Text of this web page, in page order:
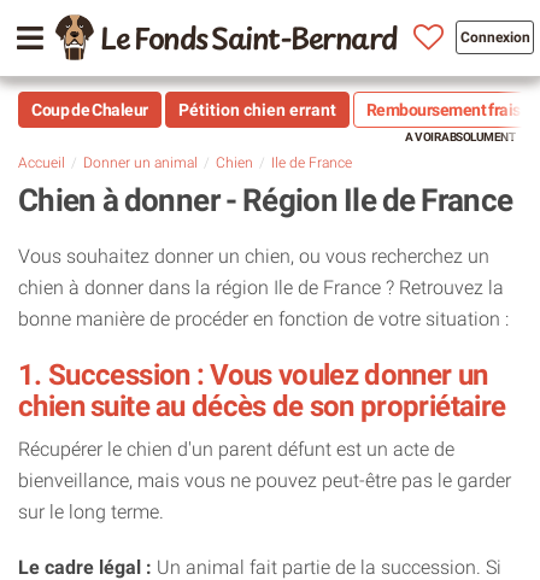
Le Fonds Saint-Bernard Connexion
Coup de Chaleur Pétition chien errant Remboursement frais
Accueil Donner un animal Chien Ile de France
Chien à donner - Région Ile de France
Vous souhaitez donner un chien, ou vous recherchez un
chien à donner dans la région Ile de France ? Retrouvez la
bonne manière de procéder en fonction de votre situation :
1. Succession : Vous voulez donner un
chien suite au décès de son propriétaire
Récupérer le chien d'un parent défunt est un acte de
bienveillance, mais vous ne pouvez peut-être pas le garder
sur le long terme.
Le cadre légal : Un animal fait partie de la succession. Si